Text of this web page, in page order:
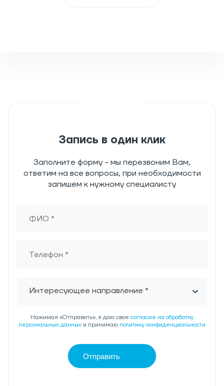
Запись в один клик
Заполните форму - мы перезвоним Вам,
ответим на все вопросы, при необходимости
запишем к нужному специалисту
Интересующее направление *
Нажимая «Отправить», я даю свое согласие на обработку
персональных данных и принимаю политику конфиденциальности
Отправить